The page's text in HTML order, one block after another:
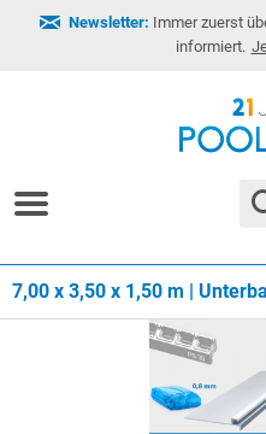
Newsletter: Immer zuerst
informiert.
7,00 x 3,50 x 1,50 m |